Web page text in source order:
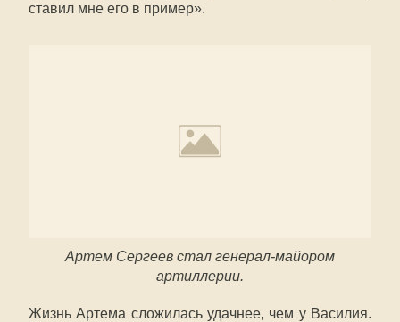
ставил мне его в пример».
Артем Сергеев стал генерал-майором
артиллерии.
Жизнь Артема сложилась удачнее, чем у Василия.